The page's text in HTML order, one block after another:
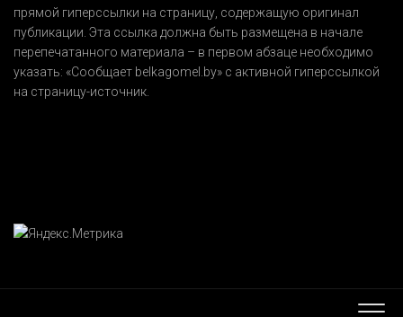
прямой гиперссылки на страницу, содержащую оригинал
публикации. Эта ссылка должна быть размещена в начале
перепечатанного материала – в первом абзаце необходимо
указать: «Сообщает belkagomel.by» с активной гиперссылкой
на страницу-источник.